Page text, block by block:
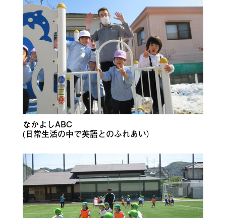
なかよしABC
(日常生活の中で英語とのふれあい）